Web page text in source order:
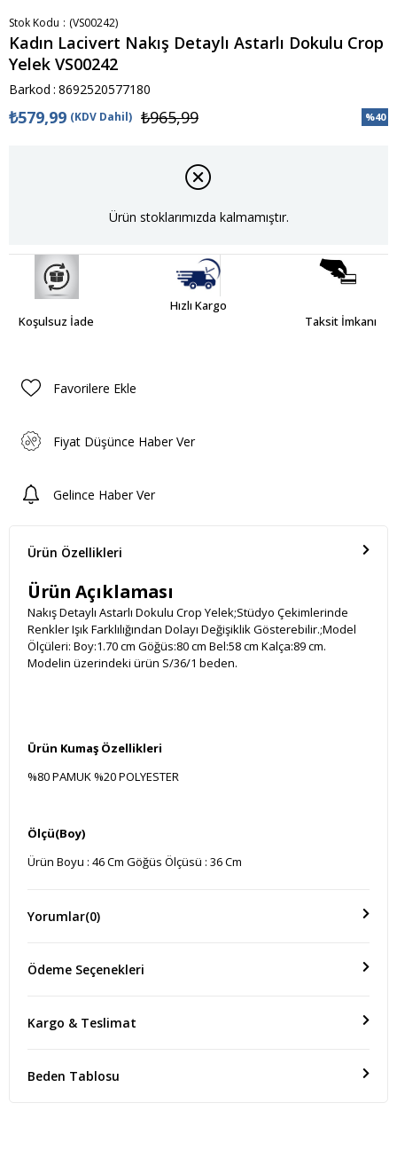
Stok Kodu (VS00242)
Kadın Lacivert Nakış Detaylı Astarlı Dokulu Crop
Yelek VS00242
Barkod : 8692520577180
%40
₺965,99
₺579,99 (KDV Dahil)
Ürün stoklarımızda kalmamıştır.
Koşulsuz İade
Hızlı Kargo
Taksit İmkanı
Favorilere Ekle
Fiyat Düşünce Haber Ver
Gelince Haber Ver
Ürün Özellikleri
Ürün Açıklaması
Nakış Detaylı Astarlı Dokulu Crop Yelek;Stüdyo Çekimlerinde
Renkler Işık Farklılığından Dolayı Değişiklik Gösterebilir.;Model
Ölçüleri: Boy:1.70 cm Göğüs:80 cm Bel:58 cm Kalça:89 cm.
Modelin üzerindeki ürün S/36/1 beden.
Ürün Kumaş Özellikleri
%80 PAMUK %20 POLYESTER
Ölçü(Boy)
Ürün Boyu : 46 Cm Göğüs Ölçüsü : 36 Cm
Yorumlar(0)
Ödeme Seçenekleri
Kargo & Teslimat
Beden Tablosu